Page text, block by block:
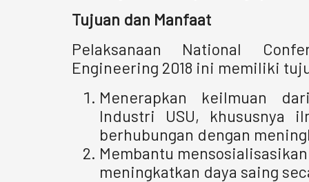
Tujuan dan Manfaat
Pelaksanaan National
Engineering 2018 ini memiliki
Menerapkan keilmuan
Industri USU, khususnya
berhubungan dengan
Membantu
meningkatkan daya saing